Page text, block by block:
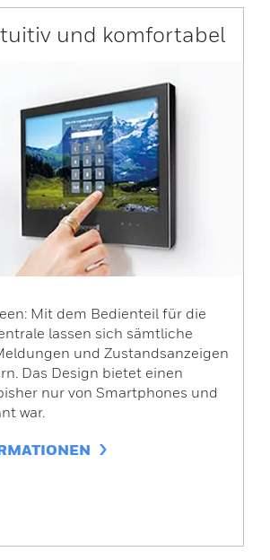
und komfortabel
Mit dem Bedienteil für die
lassen sich sämtliche
und Zustandsanzeigen
Das Design bietet einen
nur von Smartphones und
war.